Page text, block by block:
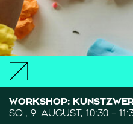
WORKSHOP:
SO., 9. AUGUST, 10:30 –